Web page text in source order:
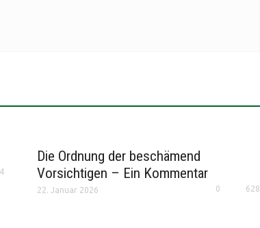
Die Ordnung der beschämend
Vorsichtigen – Ein Kommentar
22. Januar 2026 0 628